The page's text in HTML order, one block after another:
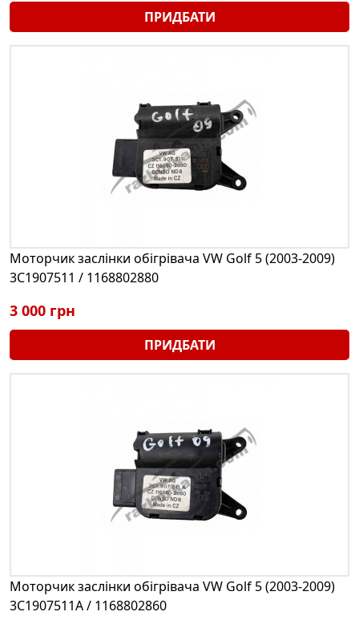
ПРИДБАТИ
Моторчик заслінки обігрівача VW Golf 5 (2003-2009)
3C1907511 / 1168802880
3 000 грн
ПРИДБАТИ
Моторчик заслінки обігрівача VW Golf 5 (2003-2009)
3C1907511A / 1168802860